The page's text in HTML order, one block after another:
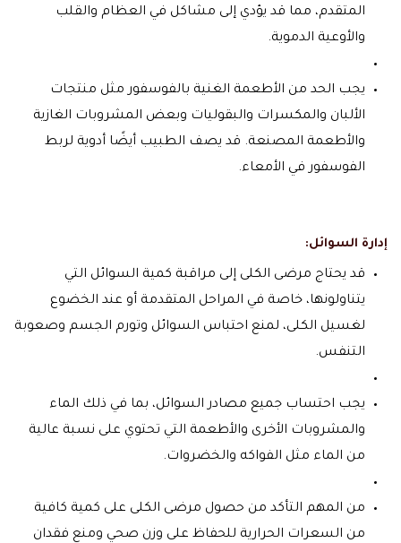
المتقدم، مما قد يؤدي إلى مشاكل في العظام والقلب
والأوعية الدموية.
يجب الحد من الأطعمة الغنية بالفوسفور مثل منتجات
الألبان والمكسرات والبقوليات وبعض المشروبات الغازية
والأطعمة المصنعة. قد يصف الطبيب أيضًا أدوية لربط
الفوسفور في الأمعاء.
إدارة السوائل:
قد يحتاج مرضى الكلى إلى مراقبة كمية السوائل التي
يتناولونها، خاصة في المراحل المتقدمة أو عند الخضوع
لغسيل الكلى، لمنع احتباس السوائل وتورم الجسم وصعوبة
التنفس.
يجب احتساب جميع مصادر السوائل، بما في ذلك الماء
والمشروبات الأخرى والأطعمة التي تحتوي على نسبة عالية
من الماء مثل الفواكه والخضروات.
من المهم التأكد من حصول مرضى الكلى على كمية كافية
من السعرات الحرارية للحفاظ على وزن صحي ومنع فقدان